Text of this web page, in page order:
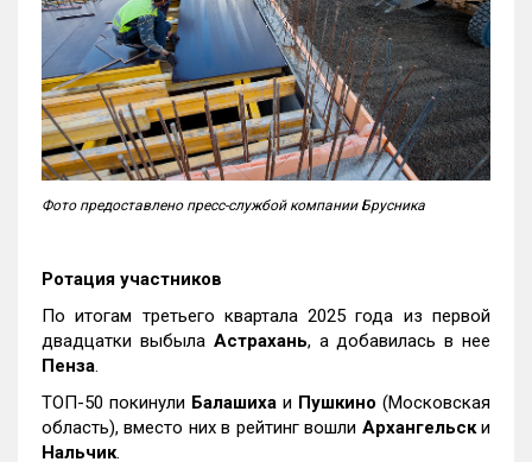
Фото предоставлено пресс-службой компании Брусника
Ротация участников
По итогам третьего квартала 2025 года из первой
двадцатки выбыла Астрахань, а добавилась в нее
Пенза.
ТОП-50 покинули Балашиха и Пушкино (Московская
область), вместо них в рейтинг вошли Архангельски
Нальчик.